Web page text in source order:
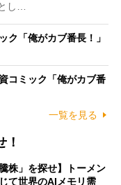
し…
「俺がカブ番長！」
コミック「俺がカブ番
一覧を見る
！
株」を探せ】トーメン
て世界のAIメモリ需